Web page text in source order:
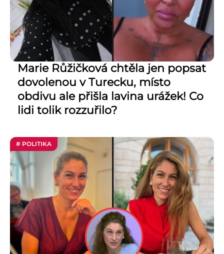
Marie Růžičková chtěla jen popsat
dovolenou v Turecku, místo
obdivu ale přišla lavina urážek! Co
lidi tolik rozzuřilo?
# POLITIKA